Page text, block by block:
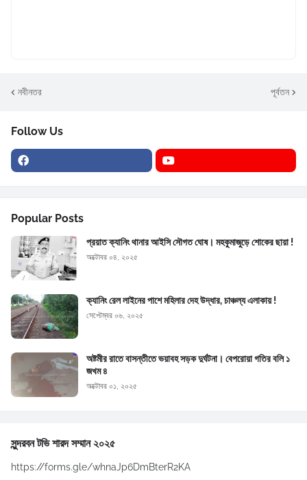
নবীনতর পূর্বতন
Follow Us
Popular Posts
প্রয়াত ক্যানিং থানার আইসি সৌগত ঘোষ। মহকুমাজুড়ে শোকের ছায়া !
অক্টোবর ০৪, ২০২৫
ক্যানিং রেল লাইনের পাশে মহিলার দেহ উদ্ধার, চাঞ্চল্য এলাকায় !
সেপ্টেম্বর ০৬, ২০২৫
অষ্টমীর রাতে বাসন্তীতে ভয়াবহ সড়ক দুর্ঘটনা। বেপরোয়া গতির বলি ১
জখম ৪
অক্টোবর ০১, ২০২৫
সুন্দরবন টভি শারদ সম্মান ২০২৫
https://forms.gle/whnaJp6DmBterR2KA